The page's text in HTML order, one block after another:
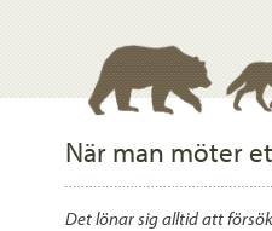
När man möter
Det lönar sig alltid att